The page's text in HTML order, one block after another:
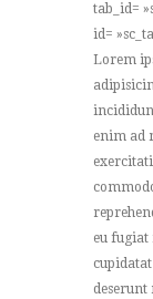
tab_id=
id=
Lorem
enim ad
eu fugiat
deserunt